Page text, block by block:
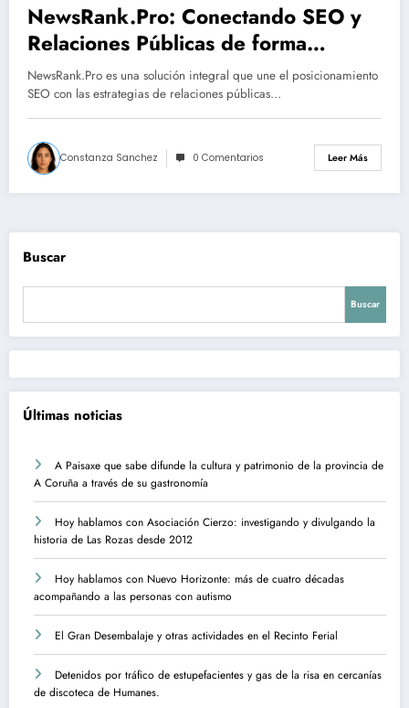
NewsRank.Pro: Conectando SEO y
Relaciones Públicas de forma
innovadora
NewsRank.Pro es una solución integral que une el posicionamiento
SEO con las estrategias de relaciones públicas…
Constanza Sanchez 0 Comentarios Leer Más
Buscar
Buscar
Últimas noticias
A Paisaxe que sabe difunde la cultura y patrimonio de la provincia de
A Coruña a través de su gastronomía
Hoy hablamos con Asociación Cierzo: investigando y divulgando la
historia de Las Rozas desde 2012
Hoy hablamos con Nuevo Horizonte: más de cuatro décadas
acompañando a las personas con autismo
El Gran Desembalaje y otras actividades en el Recinto Ferial
Detenidos por tráfico de estupefacientes y gas de la risa en cercanías
de discoteca de Humanes.